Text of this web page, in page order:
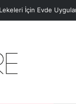
İçin Evde